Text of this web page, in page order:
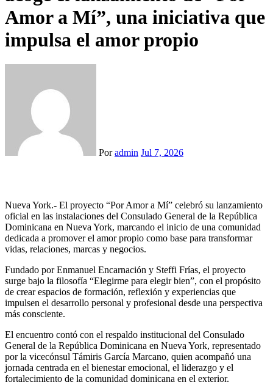
Amor a Mí”, una iniciativa que
impulsa el amor propio
Poradmin Jul 7, 2026
Nueva York.- El proyecto “Por Amor a Mí” celebró su lanzamiento
oficial en las instalaciones del Consulado General de la República
Dominicana en Nueva York, marcando el inicio de una comunidad
dedicada a promover el amor propio como base para transformar
vidas, relaciones, marcas y negocios.
Fundado por Enmanuel Encarnación y Steffi Frías, el proyecto
surge bajo la filosofía “Elegirme para elegir bien”, con el propósito
de crear espacios de formación, reflexión y experiencias que
impulsen el desarrollo personal y profesional desde una perspectiva
más consciente.
El encuentro contó con el respaldo institucional del Consulado
General de la República Dominicana en Nueva York, representado
por la vicecónsul Támiris García Marcano, quien acompañó una
jornada centrada en el bienestar emocional, el liderazgo y el
fortalecimiento de la comunidad dominicana en el exterior.